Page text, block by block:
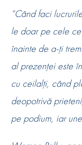
“Când faci
le doar pe cele ce
înainte de a-ți
al prezenței este
cu ceilalți, când
deopotrivă
pe podium, iar